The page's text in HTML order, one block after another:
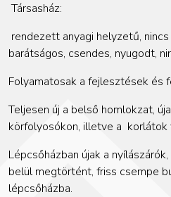
Társasház:
rendezett anyagi helyzetű,
barátságos, csendes, nyugodt,
Folyamatosak a fejlesztések és
Teljesen új a belső homlokzat,
körfolyosókon, illetve a
Lépcsőházban újak a
belül megtörtént, friss csempe
lépcsőházba.